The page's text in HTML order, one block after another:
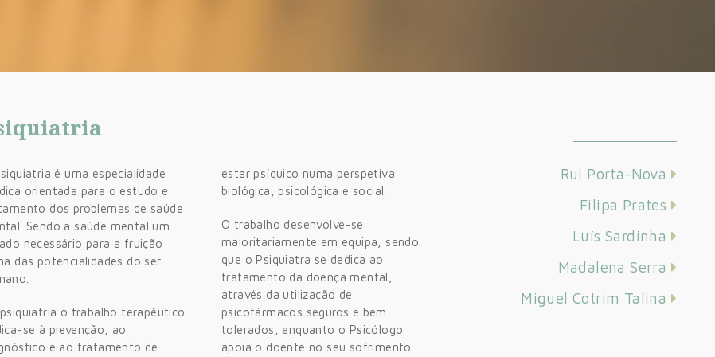
é uma especialidade
orientada para o estudo e
dos problemas de saúde
Sendo a saúde mental um
necessário para a fruição
das potencialidades do ser
o trabalho terapêutico
se à prevenção, ao
e ao tratamento de
estar psíquico numa perspetiva
biológica, psicológica e social.
O trabalho desenvolve-se
maioritariamente em equipa, sendo
que o Psiquiatra se dedica ao
tratamento da doença mental,
através da utilização de
psicofármacos seguros e bem
tolerados, enquanto o Psicólogo
apoia o doente no seu sofrimento
Rui Porta-Nova
Filipa Prates
Luís Sardinha
Madalena Serra
Miguel Cotrim Talina